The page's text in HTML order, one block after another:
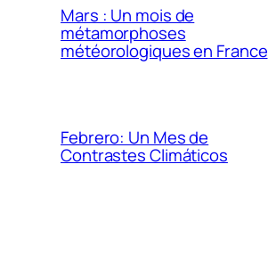
Mars : Un mois de
métamorphoses
météorologiques en France
Febrero: Un Mes de
Contrastes Climáticos